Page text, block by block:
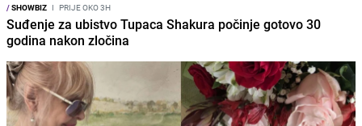
/SHOWBIZ I PRIJE OKO 3H
Suđenje za ubistvo Tupaca Shakura počinje gotovo 30
godina nakon zločina